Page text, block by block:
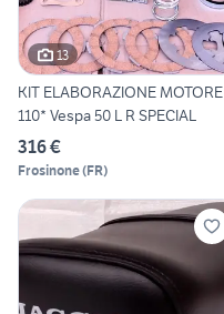
13
KIT ELABORAZIONE MOTORE
110* Vespa 50 L R SPECIAL
316 €
Frosinone(FR)